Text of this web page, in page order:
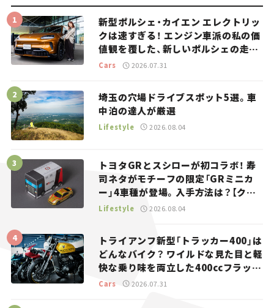
新型ポルシェ・カイエン エレクトリッ
クは速すぎる！ エンジン車派の私の価
値観を覆した、新しいポルシェの走
り。
Cars 2026.07.31
埼玉の穴場ドライブスポット5選。車
中泊の達人が厳選
Lifestyle 2026.08.04
トヨタGRとスシローが初コラボ！ 寿
司ネタがモチーフの限定「GRミニカ
ー」4車種が登場。入手方法は？【クル
マとホビー】
Lifestyle 2026.08.04
トライアンフ新型「トラッカー400」は
どんなバイク？ ワイルドな見た目と軽
快な乗り味を両立した400ccフラット
トラッカー【試乗レビュー】
Cars 2026.07.31